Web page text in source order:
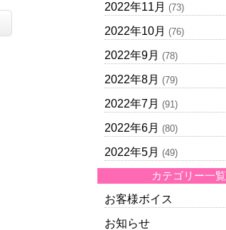
2022年11月 (73)
2022年10月 (76)
2022年9月 (78)
2022年8月 (79)
2022年7月 (91)
2022年6月 (80)
2022年5月 (49)
カテゴリー一覧
お客様ボイス
お知らせ